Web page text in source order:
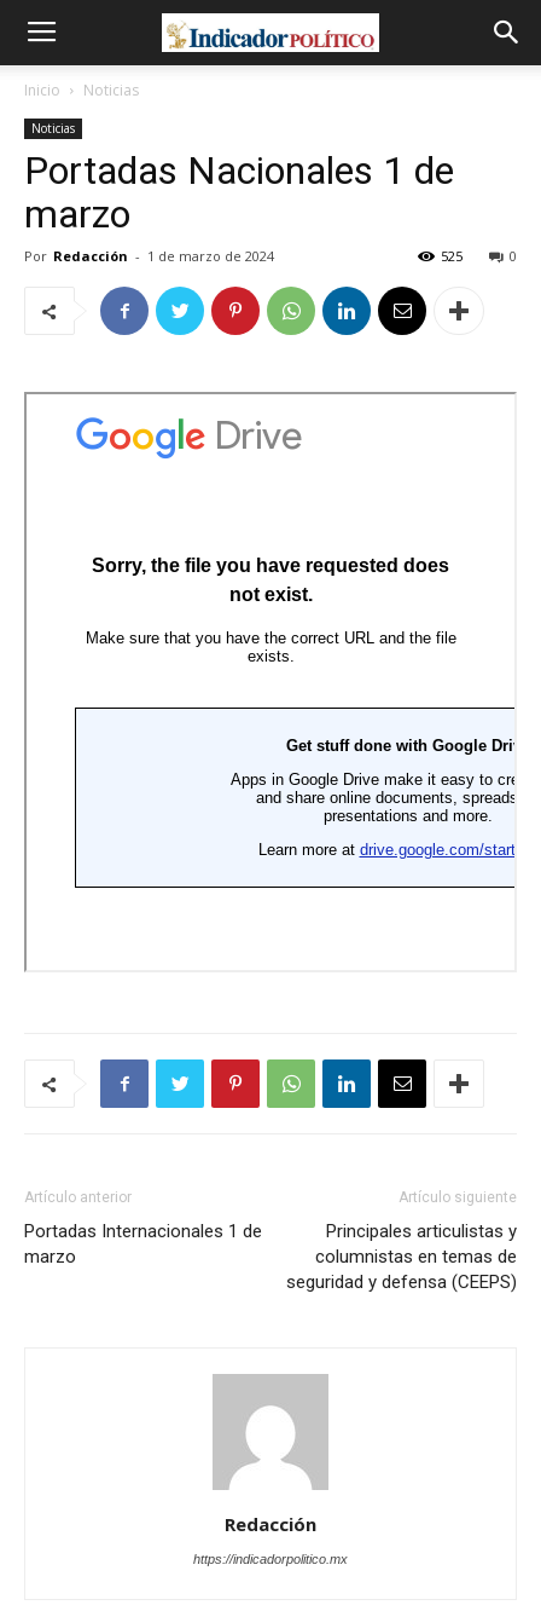
Inicio Noticias
Noticias
Portadas Nacionales 1 de
marzo
Por Redacción - 1 de marzo de 2024 0
525
Artículo anterior
Portadas Internacionales 1 de
marzo
Artículo siguiente
Principales articulistas y
columnistas en temas de
seguridad y defensa (CEEPS)
Redacción
https://indicadorpolitico.mx